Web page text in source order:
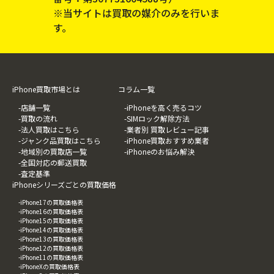
iPhone買取市場とは
-店舗一覧
-買取の流れ
-法人買取はこちら
-ジャンク品買取はこちら
-地域別の買取店一覧
-全国対応の郵送買取
-査定基準
コラム一覧
-iPhoneを高く売るコツ
-SIMロック解除方法
-業者別 買取レビュー記事
-iPhone買取おすすめ業者
-iPhoneのお悩み解決
iPhoneシリーズごとの買取価格
-iPhone17の買取価格表
-iPhone16の買取価格表
-iPhone15の買取価格表
-iPhone14の買取価格表
-iPhone13の買取価格表
-iPhone12の買取価格表
-iPhone11の買取価格表
-iPhoneXの買取価格表
※当サイトは買取の媒介のみを行いま
す。